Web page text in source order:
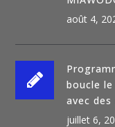
août 4,
boucle
avec
juillet 6,